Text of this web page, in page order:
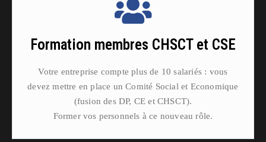
Formation membres CHSCT et CSE
Votre entreprise compte plus de 10 salariés : vous
devez mettre en place un Comité Social et Economique
(fusion des DP, CE et CHSCT).
Former vos personnels à ce nouveau rôle.